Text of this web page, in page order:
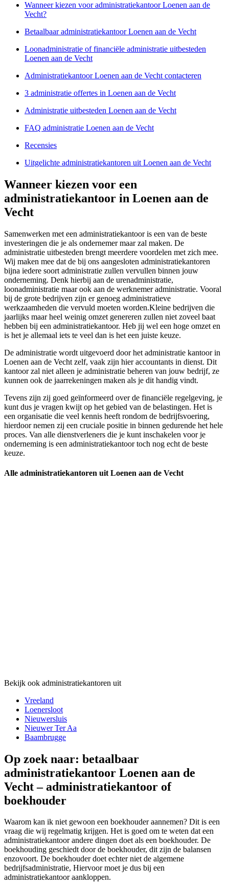
Wanneer kiezen voor administratiekantoor Loenen aan de
Vecht?
Betaalbaar administratiekantoor Loenen aan de Vecht
Loonadministratie of financiële administratie uitbesteden
Loenen aan de Vecht
Administratiekantoor Loenen aan de Vecht contacteren
3 administratie offertes in Loenen aan de Vecht
Administratie uitbesteden Loenen aan de Vecht
FAQ administratie Loenen aan de Vecht
Recensies
Uitgelichte administratiekantoren uit Loenen aan de Vecht
Wanneer kiezen voor een
administratiekantoor in Loenen aan de
Vecht
Samenwerken met een administratiekantoor is een van de beste
investeringen die je als ondernemer maar zal maken. De
administratie uitbesteden brengt meerdere voordelen met zich mee.
Wij maken mee dat de bij ons aangesloten administratiekantoren
bijna iedere soort administratie zullen vervullen binnen jouw
onderneming. Denk hierbij aan de urenadministratie,
loonadministratie maar ook aan de werknemer administratie. Vooral
bij de grote bedrijven zijn er genoeg administratieve
werkzaamheden die vervuld moeten worden.Kleine bedrijven die
jaarlijks maar heel weinig omzet genereren zullen niet zoveel baat
hebben bij een administratiekantoor. Heb jij wel een hoge omzet en
is het je allemaal iets te veel dan is het een juiste keuze.
De administratie wordt uitgevoerd door het administratie kantoor in
Loenen aan de Vecht zelf, vaak zijn hier accountants in dienst. Dit
kantoor zal niet alleen je administratie beheren van jouw bedrijf, ze
kunnen ook de jaarrekeningen maken als je dit handig vindt.
Tevens zijn zij goed geïnformeerd over de financiële regelgeving, je
kunt dus je vragen kwijt op het gebied van de belastingen. Het is
een organisatie die veel kennis heeft rondom de bedrijfsvoering,
hierdoor nemen zij een cruciale positie in binnen gedurende het hele
proces. Van alle dienstverleners die je kunt inschakelen voor je
onderneming is een administratiekantoor toch nog echt de beste
keuze.
Alle administratiekantoren uit Loenen aan de Vecht
Bekijk ook administratiekantoren uit
Vreeland
Loenersloot
Nieuwersluis
Nieuwer Ter Aa
Baambrugge
Op zoek naar: betaalbaar
administratiekantoor Loenen aan de
Vecht – administratiekantoor of
boekhouder
Waarom kan ik niet gewoon een boekhouder aannemen? Dit is een
vraag die wij regelmatig krijgen. Het is goed om te weten dat een
administratiekantoor andere dingen doet als een boekhouder. De
boekhouding geschiedt door de boekhouder, dit zijn de balansen
enzovoort. De boekhouder doet echter niet de algemene
bedrijfsadministratie, Hiervoor moet je dus bij een
administratiekantoor aankloppen.